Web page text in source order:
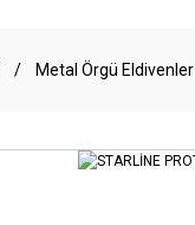
Metal Örgü Eldivenler